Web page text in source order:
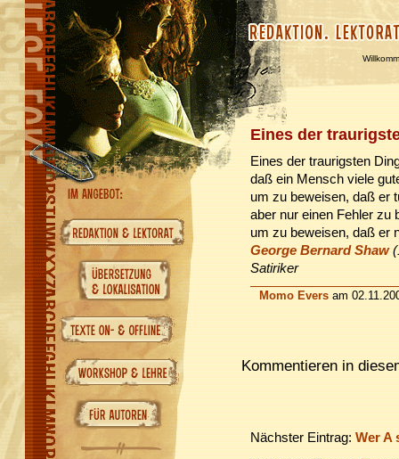
Eines der
Eines der traurigsten
daß ein Mensch viele
um zu beweisen, daß er
aber nur einen Fehler zu
um zu beweisen, daß er
George Bernard Shaw
Satiriker
Momo Evers am
Kommentieren in
Nächster Eintrag: Wer A